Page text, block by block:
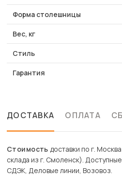
Форма столешницы
Вес, кг
Стиль
Гарантия
ДОСТАВКА ОПЛАТА
Стоимость доставки по г.
склада из г. Смоленск).
СДЭК, Деловые линии, Возовоз.